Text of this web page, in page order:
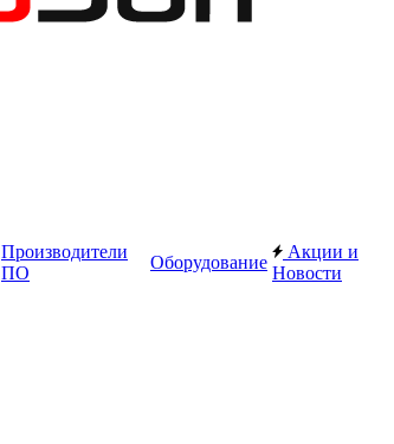
Производители
ПО
Оборудование
Акции и
Новости